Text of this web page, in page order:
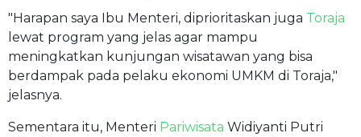
"Harapan saya Ibu Menteri, diprioritaskan juga Toraja
lewat program yang jelas agar mampu
meningkatkan kunjungan wisatawan yang bisa
berdampak pada pelaku ekonomi UMKM di Toraja,"
jelasnya.
Sementara itu, Menteri Pariwisata Widiyanti Putri